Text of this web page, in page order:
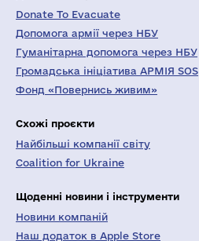
Donate To Evacuate
Допомога армії через НБУ
Гуманітарна допомога через НБУ
Громадська ініціатива АРМІЯ SOS
Фонд «Повернись живим»
Схожі проєкти
Найбільші компанії світу
Coalition for Ukraine
Щоденні новини і інструменти
Новини компаній
Наш додаток в Apple Store